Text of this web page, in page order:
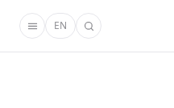
EN